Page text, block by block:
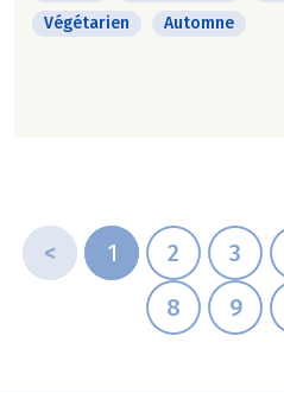
Végétarien
Automne
< 1 2 3
8
9